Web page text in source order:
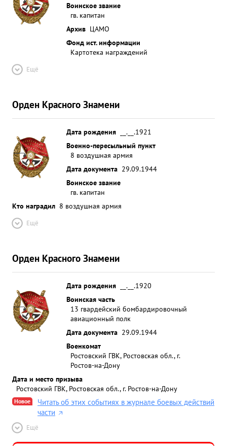
Воинское звание
гв. капитан
Архив ЦАМО
Фонд ист. информации
Картотека награждений
Ещё
Орден Красного Знамени
Дата рождения
__.__.1921
Военно-пересыльный пункт
8 воздушная армия
Дата документа 29.09.1944
Воинское звание
гв. капитан
Кто наградил 8 воздушная армия
Ещё
Орден Красного Знамени
Дата рождения
__.__.1920
Воинская часть
13 гвардейский бомбардировочный
авиационный полк
Дата документа 29.09.1944
Военкомат
Ростовский ГВК, Ростовская обл., г.
Ростов-на-Дону
Дата и место призыва
Ростовский ГВК, Ростовская обл., г. Ростов-на-Дону
Новое
Читать об этих событиях в журнале боевых действий
части
Ещё